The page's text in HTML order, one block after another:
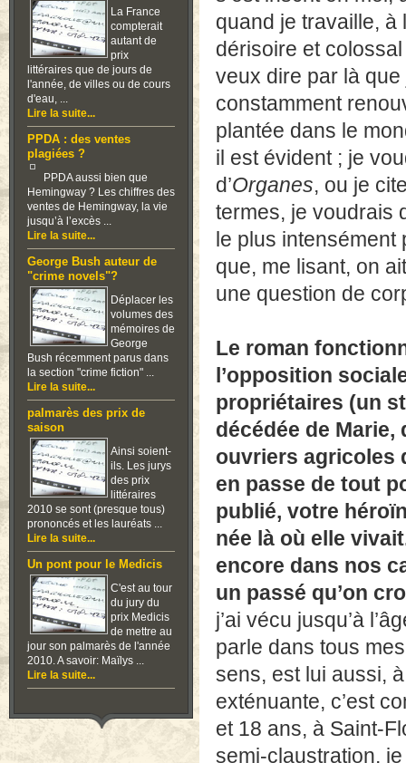
La France
compterait
autant de
prix
littéraires que de jours de
l'année, de villes ou de cours
d'eau, ...
Lire la suite...
PPDA : des ventes
plagiées ?
PPDA aussi bien que
Hemingway ? Les chiffres des
ventes de Hemingway, la vie
jusqu’à l’excès ...
Lire la suite...
George Bush auteur de
"crime novels"?
Déplacer les
volumes des
mémoires de
George
Bush récemment parus dans
la section "crime fiction" ...
Lire la suite...
palmarès des prix de
saison
Ainsi soient-
ils. Les jurys
des prix
littéraires
2010 se sont (presque tous)
prononcés et les lauréats ...
Lire la suite...
Un pont pour le Medicis
C'est au tour
du jury du
prix Medicis
de mettre au
jour son palmarès de l'année
2010. A savoir: Maïlys ...
Lire la suite...
quand je travaille, à
dérisoire et colossal
veux dire par là
constamment
plantée dans le
il est évident ; je
d’Organes, ou je
termes, je voudrais
le plus intensément
que, me lisant, on
une question de
Le roman
l’opposition
propriétaires (un
décédée de
ouvriers agricoles
en passe de tout
publié, votre
née là où elle
encore dans nos
un passé qu’on
j’ai vécu jusqu’à
parle dans tous
sens, est lui aussi,
exténuante, c’est
et 18 ans, à Saint-
semi-claustration,